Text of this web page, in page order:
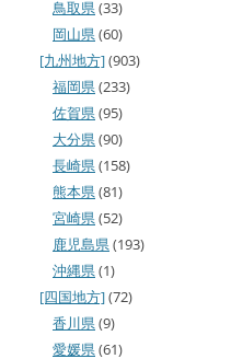
鳥取県(33)
岡山県(60)
[九州地方](903)
福岡県(233)
佐賀県(95)
大分県(90)
長崎県(158)
熊本県(81)
宮崎県(52)
鹿児島県(193)
沖縄県(1)
[四国地方](72)
香川県(9)
愛媛県(61)